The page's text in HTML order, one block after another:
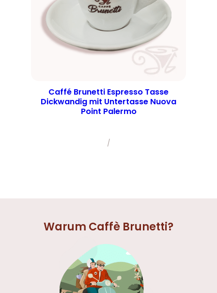
Caffé Brunetti Espresso Tasse
Dickwandig mit Untertasse Nuova
Point Palermo
/
Warum Caffè Brunetti?